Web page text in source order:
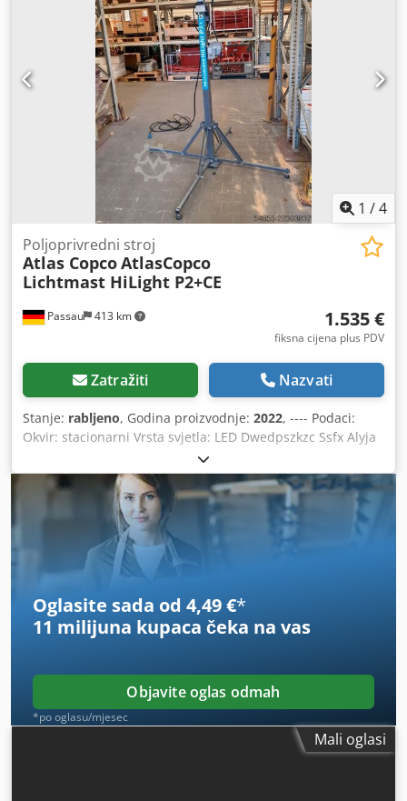
1 /4
Passau 413 km
Poljoprivredni stroj
Atlas CopcoAtlasCopco
Lichtmast HiLight P2+CE
1.535 €
fiksna cijena plus PDV
Zatražiti Nazvati
Stanje: rabljeno, Godina proizvodnje: 2022, ---- Podaci:
Okvir: stacionarni Vrsta svjetla: LED Dwedpszkzc Ssfx Alyja
Dimenzije (D x Š x V): 500 mm x 500 mm x 2200 mm Težina:
45 kg Vrsta stupa: ručni, vertikalni Maksimalna visina: 3,5
m Snaga: 1 x 320 W Otpornost na vjetar: 50 km/h
Frekvencija mreže: 50 Hz
Oglasite sada od 4,49 €*
11 milijuna kupaca čeka na vas
Objavite oglas odmah
*po oglasu/mjesec
Mali oglasi